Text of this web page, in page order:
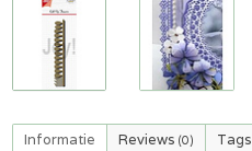
Informatie Reviews (0) Tags